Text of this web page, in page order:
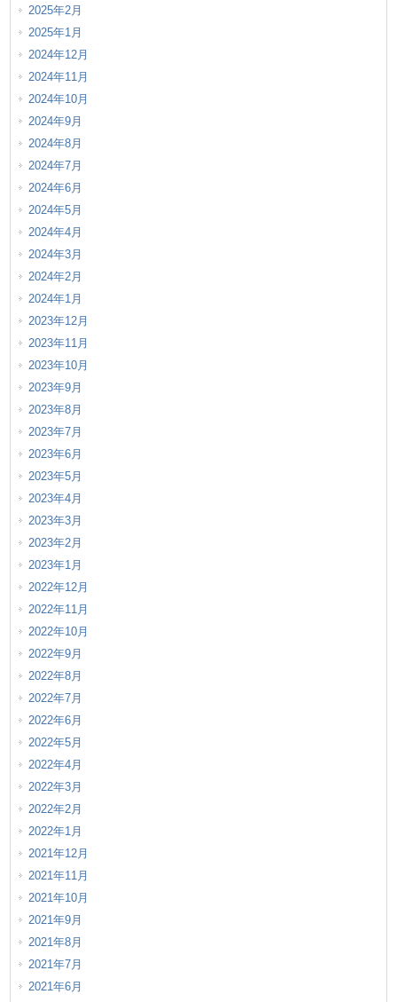
2025年2月
2025年1月
2024年12月
2024年11月
2024年10月
2024年9月
2024年8月
2024年7月
2024年6月
2024年5月
2024年4月
2024年3月
2024年2月
2024年1月
2023年12月
2023年11月
2023年10月
2023年9月
2023年8月
2023年7月
2023年6月
2023年5月
2023年4月
2023年3月
2023年2月
2023年1月
2022年12月
2022年11月
2022年10月
2022年9月
2022年8月
2022年7月
2022年6月
2022年5月
2022年4月
2022年3月
2022年2月
2022年1月
2021年12月
2021年11月
2021年10月
2021年9月
2021年8月
2021年7月
2021年6月